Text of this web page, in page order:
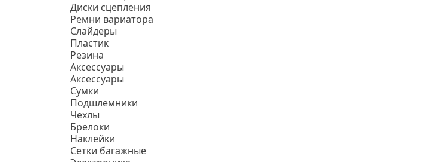
Диски сцепления
Ремни вариатора
Слайдеры
Пластик
Резина
Аксессуары
Аксессуары
Сумки
Подшлемники
Чехлы
Брелоки
Наклейки
Сетки багажные